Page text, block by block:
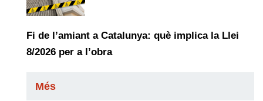
Fi de l’amiant a Catalunya: què implica la Llei
8/2026 per a l’obra
Més